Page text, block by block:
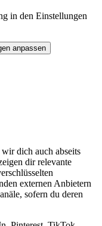
in den Einstellungen
anpassen
dich auch abseits
dir relevante
externen Anbietern
sofern du deren